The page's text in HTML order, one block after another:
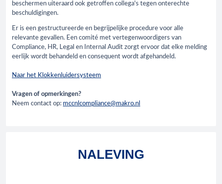
beschermen uiteraard ook getroffen collega's tegen onterechte
beschuldigingen.
Er is een gestructureerde en begrijpelijke procedure voor alle
relevante gevallen. Een comité met vertegenwoordigers van
Compliance, HR, Legal en Internal Audit zorgt ervoor dat elke melding
eerlijk wordt behandeld en consequent wordt afgehandeld.
Naar het Klokkenluidersysteem
Vragen of opmerkingen?
Neem contact op: mccnlcompliance@makro.nl
NALEVING